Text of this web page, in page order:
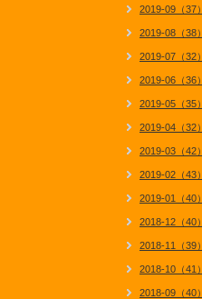
2019-09（37）
2019-08（38）
2019-07（32）
2019-06（36）
2019-05（35）
2019-04（32）
2019-03（42）
2019-02（43）
2019-01（40）
2018-12（40）
2018-11（39）
2018-10（41）
2018-09（40）